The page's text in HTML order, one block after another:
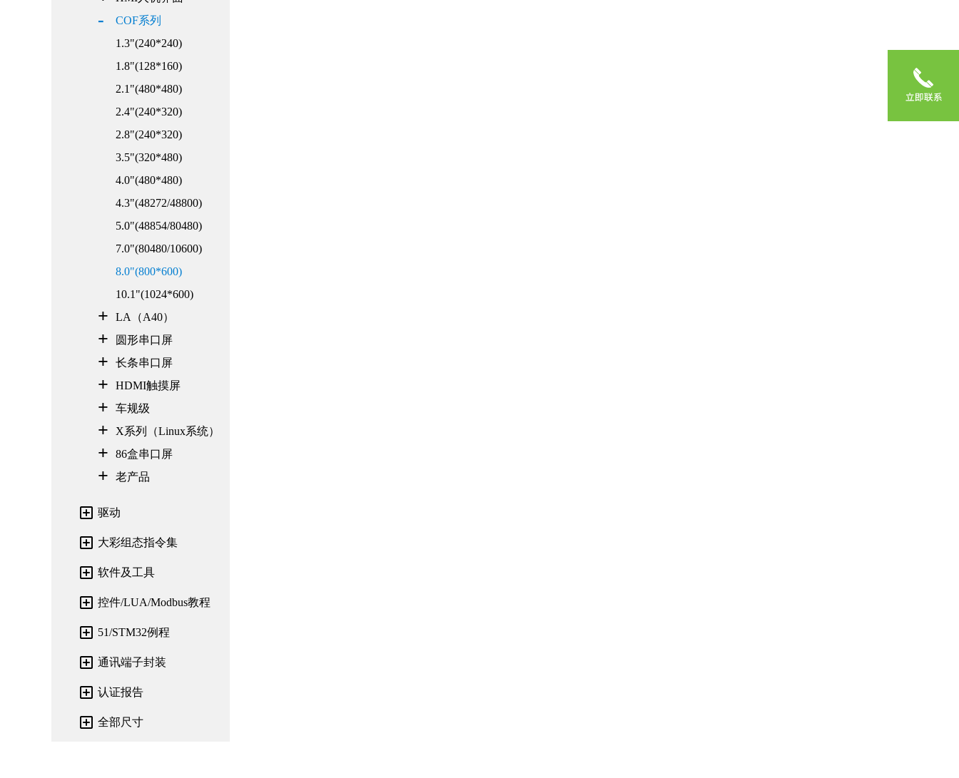
COF系列
1.3"(240*240)
1.8"(128*160)
2.1"(480*480)
2.4"(240*320)
2.8"(240*320)
3.5"(320*480)
4.0"(480*480)
4.3"(48272/48800)
5.0"(48854/80480)
7.0"(80480/10600)
8.0"(800*600)
10.1"(1024*600)
LA（A40）
圆形串口屏
长条串口屏
HDMI触摸屏
车规级
X系列（Linux系统）
86盒串口屏
老产品
驱动
大彩组态指令集
软件及工具
控件/LUA/Modbus教程
51/STM32例程
通讯端子封装
认证报告
全部尺寸